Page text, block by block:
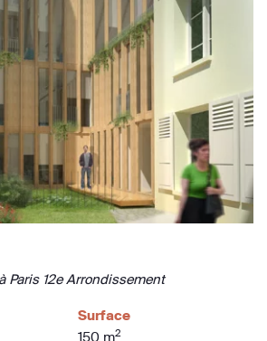
Paris 12e Arrondissement
Surface
150 m2